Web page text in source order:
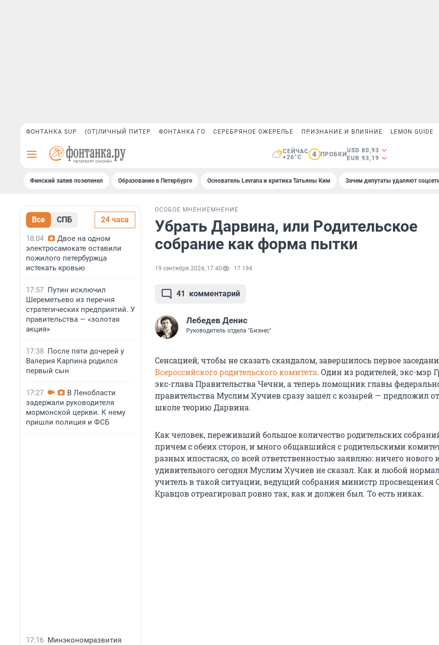
ФОНТАНКА SUP (ОТ)ЛИЧНЫЙ ПИТЕР ФОНТАНКА ГО СЕРЕБРЯНОЕ ОЖЕРЕЛЬЕ ПРИЗНАНИЕ И ВЛИЯНИЕ LEMON GUIDE
СЕЙЧАС
+26°C
4 ПРОБКИ
USD 80,93
EUR 93,19
Финский залив позеленел Образование в Петербурге Основатель Levrana и критика Татьяны Ким Зачем депутаты удаляют
Все СПБ 24 часа
18:04
Двое на одном
электросамокате оставили
пожилого петербуржца
истекать кровью
17:57 Путин исключил
Шереметьево из перечня
стратегических предприятий. У
правительства — «золотая
акция»
17:38 После пяти дочерей у
Валерия Карпина родился
первый сын
17:27
В Ленобласти
задержали руководителя
мормонской церкви. К нему
пришли полиция и ФСБ
17:16 Минэкономразвития
ОСОБОЕ МНЕНИЕ МНЕНИЕ
Убрать Дарвина, или Родительское
собрание как форма пытки
19 сентября 2024, 17:40 17 194
41 комментарий
Лебедев Денис
Руководитель отдела "Бизнес"
Сенсацией, чтобы не сказать скандалом, завершилось первое
Всероссийского родительского комитета. Один из родителей, экс-мэр
экс-глава Правительства Чечни, а теперь помощник главы
правительства Муслим Хучиев сразу зашел с козырей — предложил
школе теорию Дарвина.
Как человек, переживший большое количество родительских
причем с обеих сторон, и много общавшийся с родительскими
разных ипостасях, со всей ответственностью заявляю: ничего нового
удивительного сегодня Муслим Хучиев не сказал. Как и любой
учитель в такой ситуации, ведущий собрания министр просвещения
Кравцов отреагировал ровно так, как и должен был. То есть никак.